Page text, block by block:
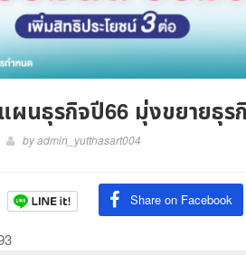
ผนธุรกิจปี66 มุ่งขยายธุร
byadmin_yutthasart004
Share on Facebook